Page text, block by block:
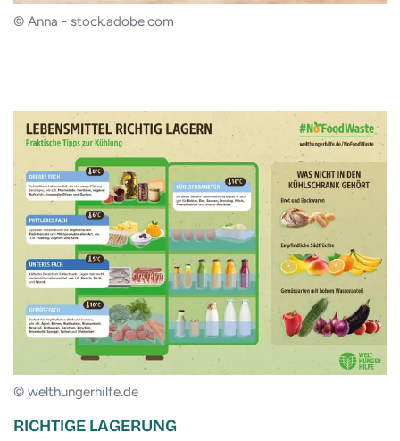
© Anna - stock.adobe.com
© welthungerhilfe.de
RICHTIGE LAGERUNG